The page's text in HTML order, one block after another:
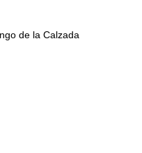
de la Calzada